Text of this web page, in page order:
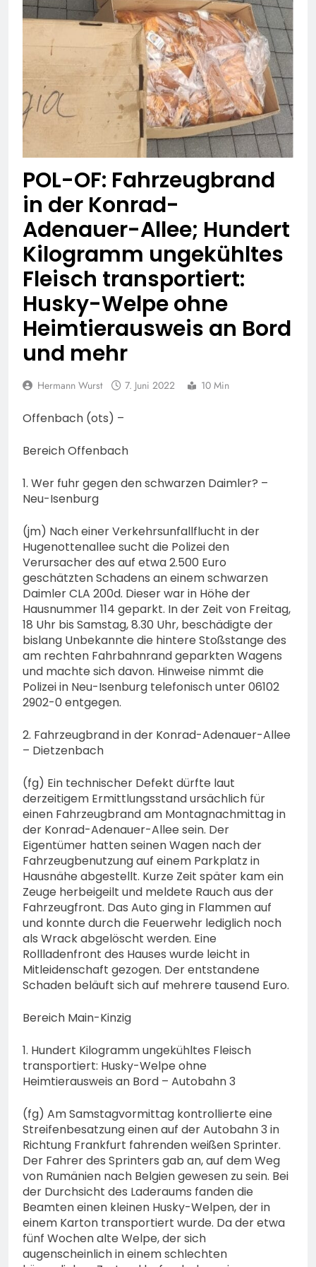
Erstmeldung: Waldbrand
zwischen Bad
Schwalbach-Hettenhain
und Taunusstein-
Seitzenhahn – rund 150
Einsatzkräfte im Einsatz
5. August 2026
POL-OF: Fahrzeugbrand
in der Konrad-
Adenauer-Allee; Hundert
Kilogramm ungekühltes
Fleisch transportiert:
Husky-Welpe ohne
Heimtierausweis an Bord
und mehr
Hermann Wurst 7. Juni 2022 10 Min
Offenbach (ots) –
Bereich Offenbach
1. Wer fuhr gegen den schwarzen Daimler? –
Neu-Isenburg
(jm) Nach einer Verkehrsunfallflucht in der
Hugenottenallee sucht die Polizei den
Verursacher des auf etwa 2.500 Euro
geschätzten Schadens an einem schwarzen
Daimler CLA 200d. Dieser war in Höhe der
Hausnummer 114 geparkt. In der Zeit von Freitag,
18 Uhr bis Samstag, 8.30 Uhr, beschädigte der
bislang Unbekannte die hintere Stoßstange des
am rechten Fahrbahnrand geparkten Wagens
und machte sich davon. Hinweise nimmt die
Polizei in Neu-Isenburg telefonisch unter 06102
2902-0 entgegen.
2. Fahrzeugbrand in der Konrad-Adenauer-Allee
– Dietzenbach
(fg) Ein technischer Defekt dürfte laut
derzeitigem Ermittlungsstand ursächlich für
einen Fahrzeugbrand am Montagnachmittag in
der Konrad-Adenauer-Allee sein. Der
Eigentümer hatten seinen Wagen nach der
Fahrzeugbenutzung auf einem Parkplatz in
Hausnähe abgestellt. Kurze Zeit später kam ein
Zeuge herbeigeilt und meldete Rauch aus der
Fahrzeugfront. Das Auto ging in Flammen auf
und konnte durch die Feuerwehr lediglich noch
als Wrack abgelöscht werden. Eine
Rollladenfront des Hauses wurde leicht in
Mitleidenschaft gezogen. Der entstandene
Schaden beläuft sich auf mehrere tausend Euro.
Bereich Main-Kinzig
1. Hundert Kilogramm ungekühltes Fleisch
transportiert: Husky-Welpe ohne
Heimtierausweis an Bord – Autobahn 3
(fg) Am Samstagvormittag kontrollierte eine
Streifenbesatzung einen auf der Autobahn 3 in
Richtung Frankfurt fahrenden weißen Sprinter.
Der Fahrer des Sprinters gab an, auf dem Weg
von Rumänien nach Belgien gewesen zu sein. Bei
der Durchsicht des Laderaums fanden die
Beamten einen kleinen Husky-Welpen, der in
einem Karton transportiert wurde. Da der etwa
fünf Wochen alte Welpe, der sich
augenscheinlich in einem schlechten